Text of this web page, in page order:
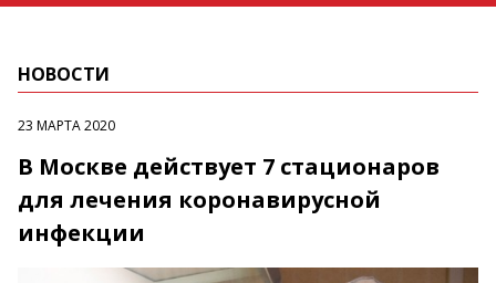
НОВОСТИ
23 МАРТА 2020
В Москве действует 7 стационаров
для лечения коронавирусной
инфекции